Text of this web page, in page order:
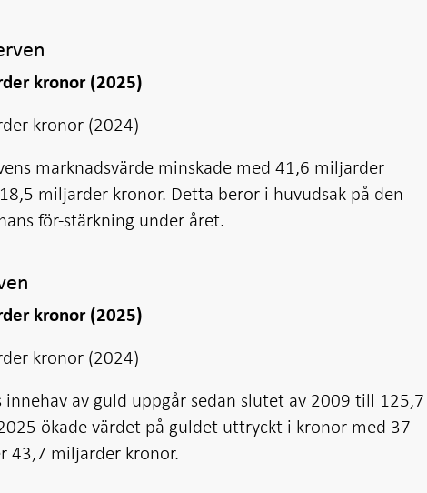
kronor (2025)
kronor (2024)
marknadsvärde minskade med 41,6 miljarder
miljarder kronor. Detta beror i huvudsak på den
för-stärkning under året.
kronor (2025)
kronor (2024)
innehav av guld uppgår sedan slutet av 2009 till 125,7
ökade värdet på guldet uttryckt i kronor med 37
43,7 miljarder kronor.